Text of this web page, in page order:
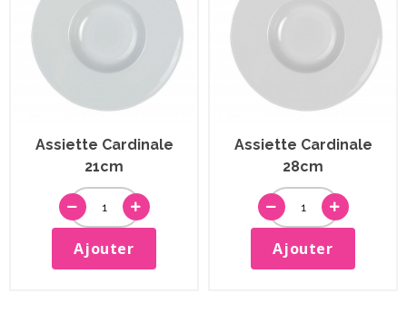
Assiette Cardinale
21cm
Ajouter
Assiette Cardinale
28cm
Ajouter